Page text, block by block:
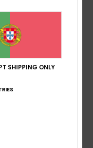
SHIPPING ONLY